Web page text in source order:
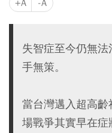
+A -A
失智症至今仍無
手無策。
當台灣邁入超高
場戰爭其實早在